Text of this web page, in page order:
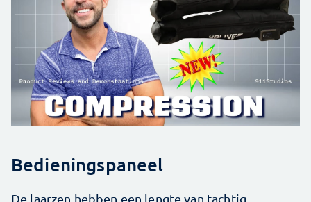
Bedieningspaneel
De laarzen hebben een lengte van tachtig